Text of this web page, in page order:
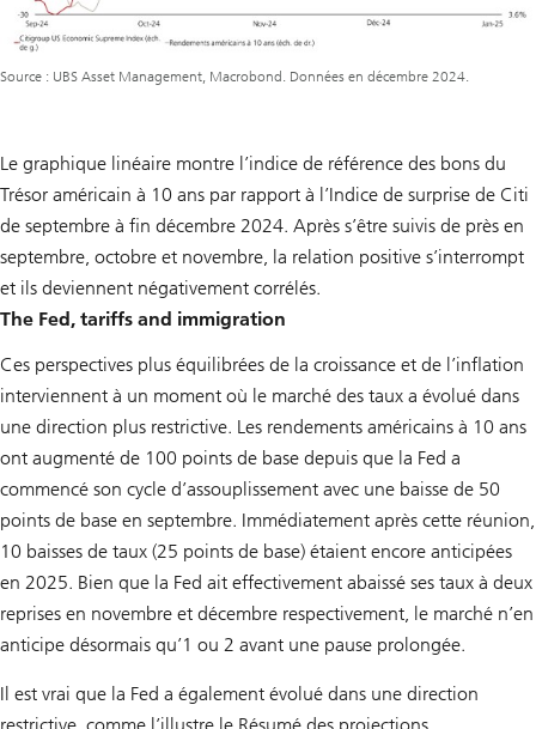
Source : UBS Asset Management, Macrobond. Données en décembre 2024.
Le graphique linéaire montre l’indice de référence des bons du
Trésor américain à 10 ans par rapport à l’Indice de surprise de Citi
de septembre à fin décembre 2024. Après s’être suivis de près en
septembre, octobre et novembre, la relation positive s’interrompt
et ils deviennent négativement corrélés.
The Fed, tariffs and immigration
Ces perspectives plus équilibrées de la croissance et de l’inflation
interviennent à un moment où le marché des taux a évolué dans
une direction plus restrictive. Les rendements américains à 10 ans
ont augmenté de 100 points de base depuis que la Fed a
commencé son cycle d’assouplissement avec une baisse de 50
points de base en septembre. Immédiatement après cette réunion,
10 baisses de taux (25 points de base) étaient encore anticipées
en 2025. Bien que la Fed ait effectivement abaissé ses taux à deux
reprises en novembre et décembre respectivement, le marché n’en
anticipe désormais qu’1 ou 2 avant une pause prolongée.
Il est vrai que la Fed a également évolué dans une direction